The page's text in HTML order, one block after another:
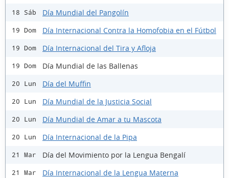
18 Sáb Día Mundial del Pangolín
19 Dom Día Internacional Contra la Homofobia en el Fútbol
19 Dom Día Internacional del Tira y Afloja
19 Dom Día Mundial de las Ballenas
20 Lun Día del Muffin
20 Lun Día Mundial de la Justicia Social
20 Lun Día Mundial de Amar a tu Mascota
20 Lun Día Internacional de la Pipa
21 Mar Día del Movimiento por la Lengua Bengalí
21 Mar Día Internacional de la Lengua Materna